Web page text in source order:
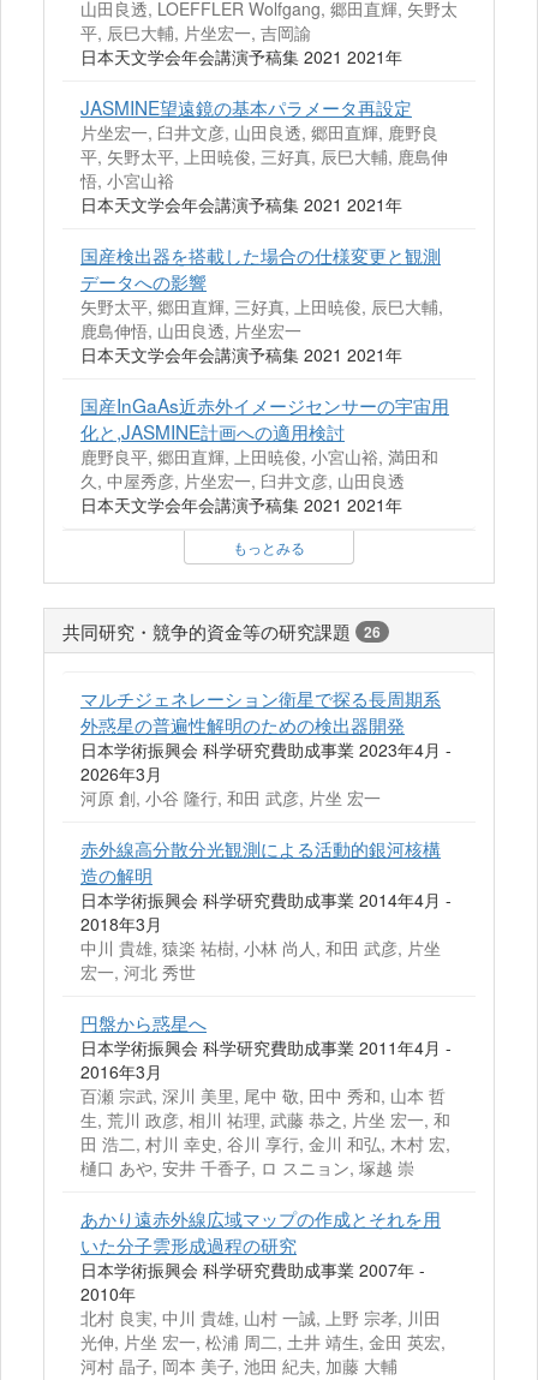
山田良透, LOEFFLER Wolfgang, 郷田直輝, 矢野太
平, 辰巳大輔, 片坐宏一, 吉岡諭
日本天文学会年会講演予稿集 2021 2021年
JASMINE望遠鏡の基本パラメータ再設定
片坐宏一, 臼井文彦, 山田良透, 郷田直輝, 鹿野良
平, 矢野太平, 上田暁俊, 三好真, 辰巳大輔, 鹿島伸
悟, 小宮山裕
日本天文学会年会講演予稿集 2021 2021年
国産検出器を搭載した場合の仕様変更と観測
データへの影響
矢野太平, 郷田直輝, 三好真, 上田暁俊, 辰巳大輔,
鹿島伸悟, 山田良透, 片坐宏一
日本天文学会年会講演予稿集 2021 2021年
国産InGaAs近赤外イメージセンサーの宇宙用
化と,JASMINE計画への適用検討
鹿野良平, 郷田直輝, 上田暁俊, 小宮山裕, 満田和
久, 中屋秀彦, 片坐宏一, 臼井文彦, 山田良透
日本天文学会年会講演予稿集 2021 2021年
もっとみる
共同研究・競争的資金等の研究課題 26
マルチジェネレーション衛星で探る長周期系
外惑星の普遍性解明のための検出器開発
日本学術振興会 科学研究費助成事業 2023年4月 -
2026年3月
河原 創, 小谷 隆行, 和田 武彦, 片坐 宏一
赤外線高分散分光観測による活動的銀河核構
造の解明
日本学術振興会 科学研究費助成事業 2014年4月 -
2018年3月
中川 貴雄, 猿楽 祐樹, 小林 尚人, 和田 武彦, 片坐
宏一, 河北 秀世
円盤から惑星へ
日本学術振興会 科学研究費助成事業 2011年4月 -
2016年3月
百瀬 宗武, 深川 美里, 尾中 敬, 田中 秀和, 山本 哲
生, 荒川 政彦, 相川 祐理, 武藤 恭之, 片坐 宏一, 和
田 浩二, 村川 幸史, 谷川 享行, 金川 和弘, 木村 宏,
樋口 あや, 安井 千香子, ロ スニョン, 塚越 崇
あかり遠赤外線広域マップの作成とそれを用
いた分子雲形成過程の研究
日本学術振興会 科学研究費助成事業 2007年 -
2010年
北村 良実, 中川 貴雄, 山村 一誠, 上野 宗孝, 川田
光伸, 片坐 宏一, 松浦 周二, 土井 靖生, 金田 英宏,
河村 晶子, 岡本 美子, 池田 紀夫, 加藤 大輔